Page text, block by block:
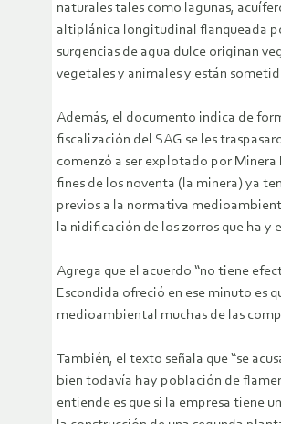
naturales tales como lagunas,
altiplánica longitudinal flanqueada
surgencias de agua dulce originan
vegetales y animales y están
Además, el documento indica de
fiscalización del SAG se les
comenzó a ser explotado por
fines de los noventa (la minera) ya
previos a la normativa
la nidificación de los zorros que ha y
Agrega que el acuerdo “no tiene
Escondida ofreció en ese minuto es
medioambiental muchas de las
También, el texto señala que “se
bien todavía hay población de
entiende es que si la empresa tiene